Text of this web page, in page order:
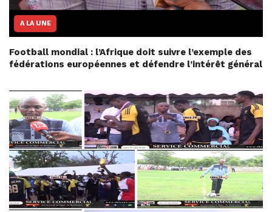
A LA UNE
Football mondial : l’Afrique doit suivre l’exemple des
fédérations européennes et défendre l’intérêt général